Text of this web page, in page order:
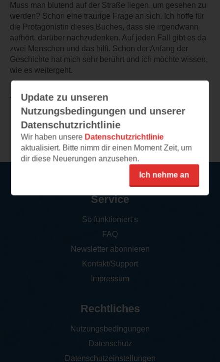
Muss man blutend auf der Straße liegen, um gesehen zu
werden? Schon eine traurige Frage an sich. Ich hoffe für
die Protagonistin dieses Buches, dass sie irgendwann
aufhört, darüber nachzudenken. Auf jeden Fall gibt es da
zwei Menschen und das hilft. Schon der Anfang der
Geschichte hat mich sehr berührt und ich möchte wissen,
wie es weitergeht.
TEILEN
Weitere Leseeindrücke
Update zu unseren
Nutzungsbedingungen und unserer
Datenschutzrichtlinie
Wir haben unsere Datenschutzrichtlinie
aktualisiert. Bitte nimm dir einen Moment Zeit, um
dir diese Neuerungen anzusehen.
Ich nehme an
Service
So funktioniert‘s
FAQ
Newsletter abonnieren
Kontakt/Support
Impressum
Rechtliches
Nutzungsbedingungen
Datenschutz
Datenschutzeinstellungen